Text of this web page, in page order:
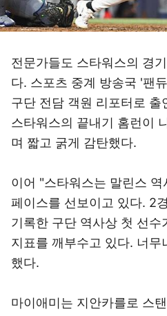
전문가들도 스타워스의 경
다. 스포츠 중계 방송국 '팬
구단 전담 객원 리포터로 출
스타워스의 끝내기 홈런이
며 짧고 굵게 감탄했다.
이어 "스타워스는 말린스
페이스를 선보이고 있다. 2
기록한 구단 역사상 첫 선수
지표를 깨부수고 있다. 너
했다.
마이애미는 지안카를로 스